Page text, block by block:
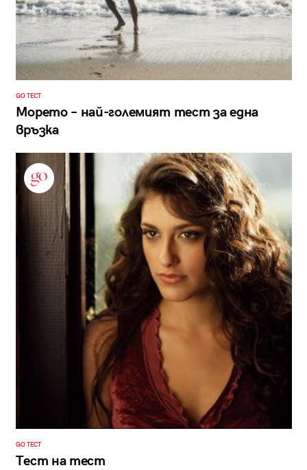
GO ТЕСТ
Морето – най-големият тест за една
връзка
GO ТЕСТ
Тест на тест